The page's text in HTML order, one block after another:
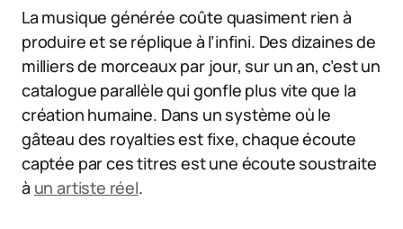
La musique générée coûte quasiment rien à
produire et se réplique à l’infini. Des dizaines de
milliers de morceaux par jour, sur un an, c’est un
catalogue parallèle qui gonfle plus vite que la
création humaine. Dans un système où le
gâteau des royalties est fixe, chaque écoute
captée par ces titres est une écoute soustraite
à un artiste réel.